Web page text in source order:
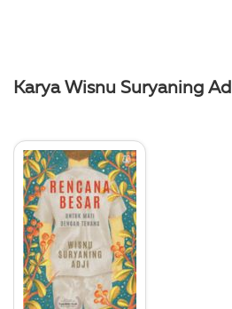
Karya Wisnu Suryaning Ad